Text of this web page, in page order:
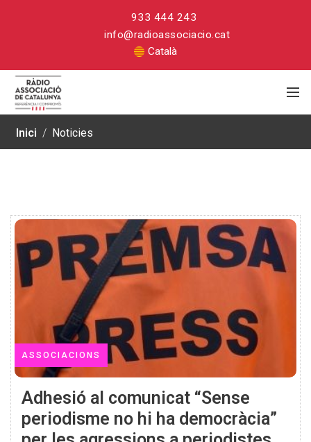
933 444 243
info@radioassociacio.cat
Català
Inici / Noticies
ASSOCIACIONS
Adhesió al comunicat “Sense
periodisme no hi ha democràcia”